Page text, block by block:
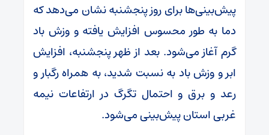
پیش‌بینی‌ها برای روز پنجشنبه نشان می‌دهد که
دما به طور محسوس افزایش یافته و وزش باد
گرم آغاز می‌شود. بعد از ظهر پنجشنبه، افزایش
ابر و وزش باد به نسبت شدید، به همراه رگبار و
رعد و برق و احتمال تگرگ در ارتفاعات نیمه
غربی استان پیش‌بینی می‌شود.